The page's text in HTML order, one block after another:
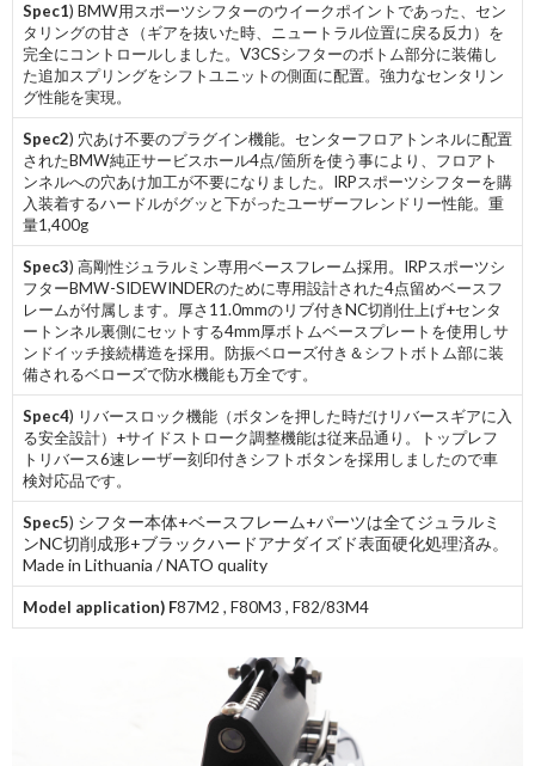
Spec1) BMW用スポーツシフターのウイークポイントであった、セン
タリングの甘さ（ギアを抜いた時、ニュートラル位置に戻る反力）を
完全にコントロールしました。V3CSシフターのボトム部分に装備し
た追加スプリングをシフトユニットの側面に配置。強力なセンタリン
グ性能を実現。
Spec2) 穴あけ不要のプラグイン機能。センターフロアトンネルに配置
されたBMW純正サービスホール4点/箇所を使う事により、フロアト
ンネルへの穴あけ加工が不要になりました。IRPスポーツシフターを購
入装着するハードルがグッと下がったユーザーフレンドリー性能。重
量1,400g
Spec3) 高剛性ジュラルミン専用ベースフレーム採用。IRPスポーツシ
フターBMW-SIDEWINDERのために専用設計された4点留めベースフ
レームが付属します。厚さ11.0mmのリブ付きNC切削仕上げ+センタ
ートンネル裏側にセットする4mm厚ボトムベースプレートを使用しサ
ンドイッチ接続構造を採用。防振ベローズ付き＆シフトボトム部に装
備されるベローズで防水機能も万全です。
Spec4) リバースロック機能（ボタンを押した時だけリバースギアに入
る安全設計）+サイドストローク調整機能は従来品通り。トップレフ
トリバース6速レーザー刻印付きシフトボタンを採用しましたので車
検対応品です。
Spec5) シフター本体+ベースフレーム+パーツは全てジュラルミ
ンNC切削成形+ブラックハードアナダイズド表面硬化処理済み。
Made in Lithuania / NATO quality
Model application) F87M2 , F80M3 , F82/83M4